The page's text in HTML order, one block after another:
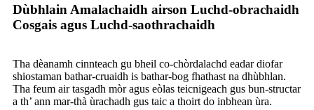
Dùbhlain Amalachaidh airson Luchd-obrachaidh
Cosgais agus Luchd-saothrachaidh
Tha dèanamh cinnteach gu bheil co-chòrdalachd eadar diofar
shiostaman bathar-cruaidh is bathar-bog fhathast na dhùbhlan.
Tha feum air tasgadh mòr agus eòlas teicnigeach gus bun-structar
a th’ ann mar-thà ùrachadh gus taic a thoirt do inbhean ùra.